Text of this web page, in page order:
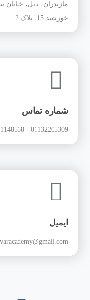
مازندران، بابل،
خورشید 15، پلاک 2
شماره تماس
01132205309 - 09111148568
ایمیل